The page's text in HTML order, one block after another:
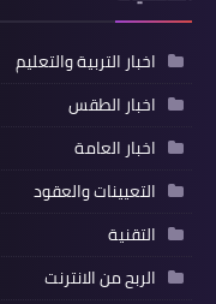
اخبار التربية والتعليم
اخبار الطقس
اخبار العامة
التعيينات والعقود
التقنية
الربح من الانترنت